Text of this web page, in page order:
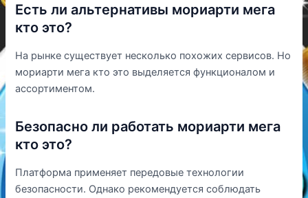
Есть ли альтернативы мориарти мега
кто это?
На рынке существует несколько похожих сервисов. Но
мориарти мега кто это выделяется функционалом и
ассортиментом.
Безопасно ли работать мориарти мега
кто это?
Платформа применяет передовые технологии
безопасности. Однако рекомендуется соблюдать